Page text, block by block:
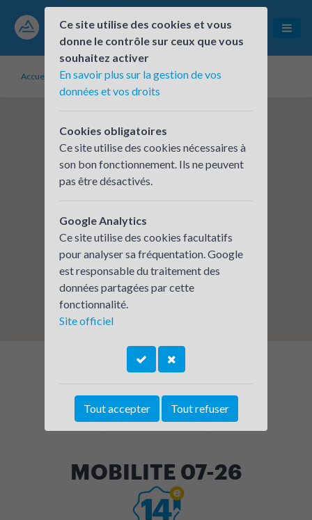
Accueil Établissements inscrits MOBILITE 07-26
MOBILITE 07-26
Ce site utilise des cookies et vous
donne le contrôle sur ceux que vous
souhaitez activer
En savoir plus sur la gestion de vos
données et vos droits
Cookies obligatoires
Ce site utilise des cookies nécessaires à
son bon fonctionnement. Ils ne peuvent
pas être désactivés.
Google Analytics
Ce site utilise des cookies facultatifs
pour analyser sa fréquentation. Google
est responsable du traitement des
données partagées par cette
fonctionnalité.
Site officiel
Tout accepter Tout refuser